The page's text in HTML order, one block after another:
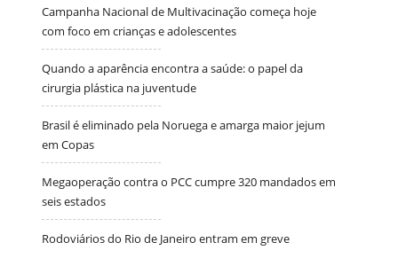
Campanha Nacional de Multivacinação começa hoje
com foco em crianças e adolescentes
Quando a aparência encontra a saúde: o papel da
cirurgia plástica na juventude
Brasil é eliminado pela Noruega e amarga maior jejum
em Copas
Megaoperação contra o PCC cumpre 320 mandados em
seis estados
Rodoviários do Rio de Janeiro entram em greve